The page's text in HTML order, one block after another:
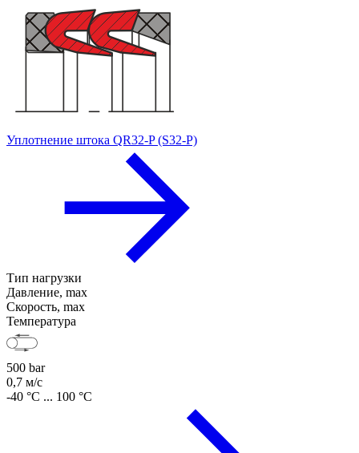
Уплотнение штока QR32-P (S32-P)
Тип нагрузки
Давление, max
Скорость, max
Температура
500 bar
0,7 м/с
-40 °C ... 100 °C